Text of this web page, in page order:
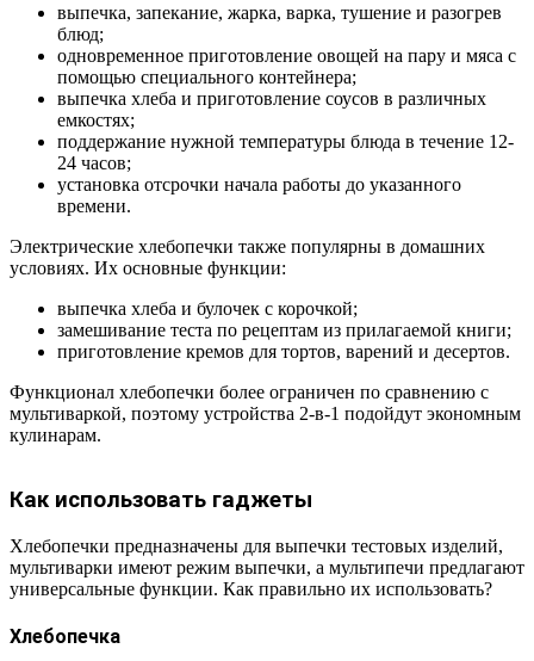
выпечка, запекание, жарка, варка, тушение и разогрев
блюд;
одновременное приготовление овощей на пару и мяса с
помощью специального контейнера;
выпечка хлеба и приготовление соусов в различных
емкостях;
поддержание нужной температуры блюда в течение 12-
24 часов;
установка отсрочки начала работы до указанного
времени.
Электрические хлебопечки также популярны в домашних
условиях. Их основные функции:
выпечка хлеба и булочек с корочкой;
замешивание теста по рецептам из прилагаемой книги;
приготовление кремов для тортов, варений и десертов.
Функционал хлебопечки более ограничен по сравнению с
мультиваркой, поэтому устройства 2-в-1 подойдут экономным
кулинарам.
Как использовать гаджеты
Хлебопечки предназначены для выпечки тестовых изделий,
мультиварки имеют режим выпечки, а мультипечи предлагают
универсальные функции. Как правильно их использовать?
Хлебопечка